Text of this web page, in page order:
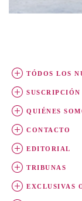
TÓDOS LOS
QUIÉNES
CONTACTO
EDITORIAL
TRIBUNAS
EXCLUSIVAS